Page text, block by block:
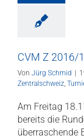
CVM Z 2016/
Von Jürg Schmid
Zentralschweiz,
Am Freitag
bereits die
überraschende